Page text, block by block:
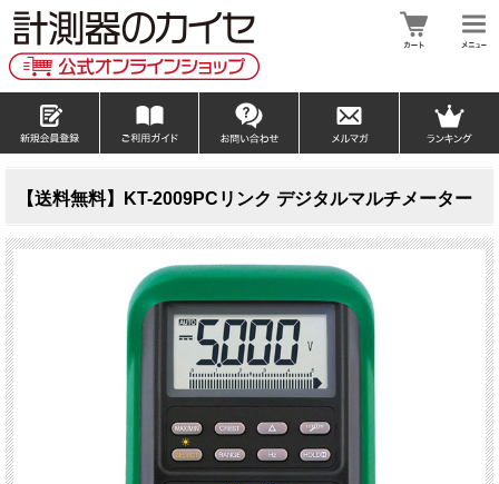
【送料無料】KT-2009PCリンク デジタルマルチメーター